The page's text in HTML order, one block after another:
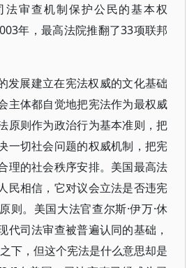
法审查机制保护公民的基本权
年，最高法院推翻了33项联邦
发展建立在宪法权威的文化基础
主体都自觉地把宪法作为最权威
原则作为政治行为基本准则，把
一切社会问题的权威机制，把宪
理的社会秩序安排。美国最高法
民相信，它对议会立法是否违宪
则。美国大法官查尔斯·伊万·休
代司法审查被普遍认同的基础，
下，但这个宪法是什么意思却是